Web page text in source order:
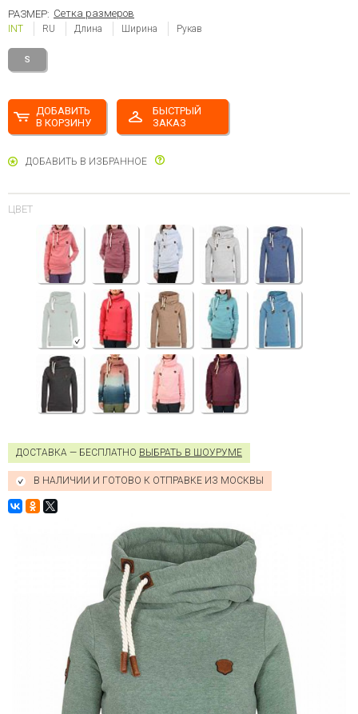
РАЗМЕР: Сетка размеров
INT RU Длина Ширина Рукав
S
ДОБАВИТЬ
В КОРЗИНУ
БЫСТРЫЙ
ЗАКАЗ
ДОБАВИТЬ В ИЗБРАННОЕ
ЦВЕТ
ДОСТАВКА — БЕСПЛАТНО ВЫБРАТЬ В ШОУРУМЕ
В НАЛИЧИИ И ГОТОВО К ОТПРАВКЕ ИЗ МОСКВЫ